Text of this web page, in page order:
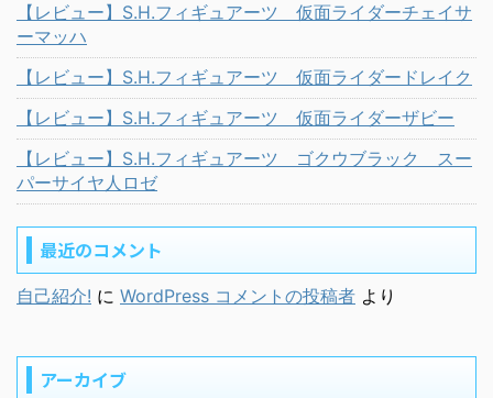
【レビュー】S.H.フィギュアーツ 仮面ライダーチェイサ
ーマッハ
【レビュー】S.H.フィギュアーツ 仮面ライダードレイク
【レビュー】S.H.フィギュアーツ 仮面ライダーザビー
【レビュー】S.H.フィギュアーツ ゴクウブラック スー
パーサイヤ人ロゼ
最近のコメント
自己紹介! に WordPress コメントの投稿者 より
アーカイブ